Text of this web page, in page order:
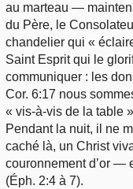
au marteau —
du Père, le
chandelier qui «
Saint Esprit qui le
communiquer : les
Cor. 6:17 nous
« vis-à-vis de la table
Pendant la nuit, il ne
caché là, un Christ
couronnement d’or —
(Éph. 2:4 à 7).